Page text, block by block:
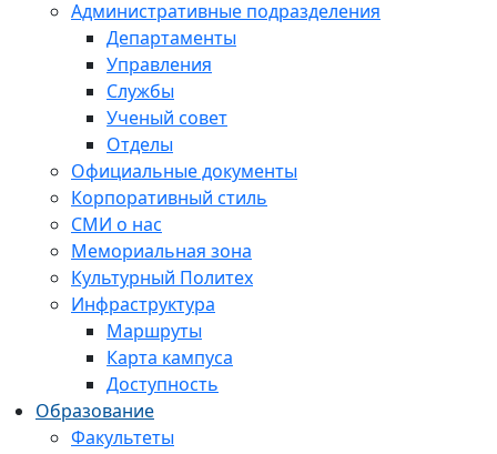
Административные подразделения
Департаменты
Управления
Службы
Ученый совет
Отделы
Официальные документы
Корпоративный стиль
СМИ о нас
Мемориальная зона
Культурный Политех
Инфраструктура
Маршруты
Карта кампуса
Доступность
Образование
Факультеты